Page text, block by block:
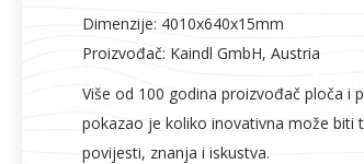
Dimenzije: 4010x640x15mm
Proizvođač: Kaindl GmbH, Austria
Više od 100 godina proizvođač ploča i
pokazao je koliko inovativna može biti
povijesti, znanja i iskustva.